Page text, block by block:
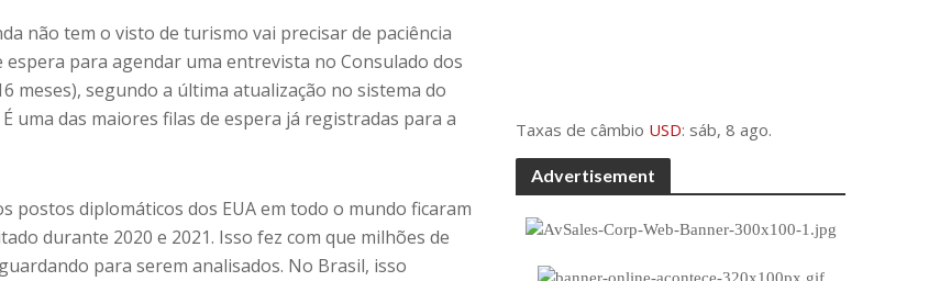
não tem o visto de turismo vai precisar de paciência
para agendar uma entrevista no Consulado dos
meses), segundo a última atualização no sistema do
uma das maiores filas de espera já registradas para a
postos diplomáticos dos EUA em todo o mundo ficaram
durante 2020 e 2021. Isso fez com que milhões de
para serem analisados. No Brasil, isso
Taxas de câmbio USD: sáb, 8 ago.
Advertisement